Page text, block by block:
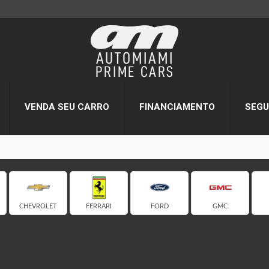
VENDA SEU CARRO FINANCIAMENTO
CHEVROLET FERRARI FORD GMC